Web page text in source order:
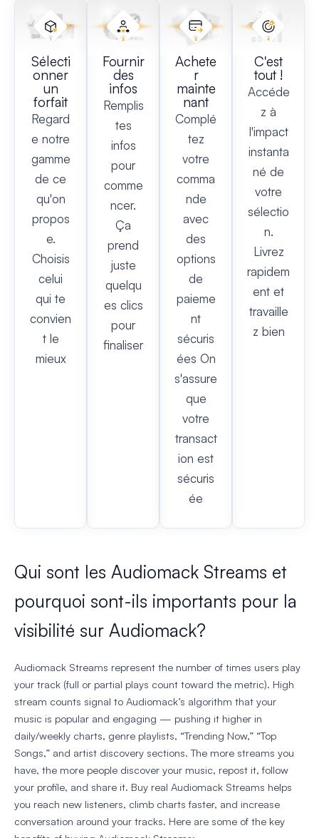
Sélecti
onner
un
forfait
Regard
e notre
gamme
de ce
qu'on
propos
e.
Choisis
celui
qui te
convien
t le
mieux
Fournir
des
infos
Remplis
tes
infos
pour
comme
ncer.
Ça
prend
juste
quelqu
es clics
pour
finaliser
Achete
r
mainte
nant
Complé
tez
votre
comma
nde
avec
des
options
de
paieme
nt
sécuris
ées On
s'assure
que
votre
transact
ion est
sécuris
ée
C'est
tout !
Accéde
z à
l'impact
instanta
né de
votre
sélectio
n.
Livrez
rapidem
ent et
travaille
z bien
Qui sont les Audiomack Streams et
pourquoi sont-ils importants pour la
visibilité sur Audiomack?
Audiomack Streams represent the number of times users play
your track (full or partial plays count toward the metric). High
stream counts signal to Audiomack’s algorithm that your
music is popular and engaging — pushing it higher in
daily/weekly charts, genre playlists, “Trending Now,” “Top
Songs,” and artist discovery sections. The more streams you
have, the more people discover your music, repost it, follow
your profile, and share it. Buy real Audiomack Streams helps
you reach new listeners, climb charts faster, and increase
conversation around your tracks. Here are some of the key